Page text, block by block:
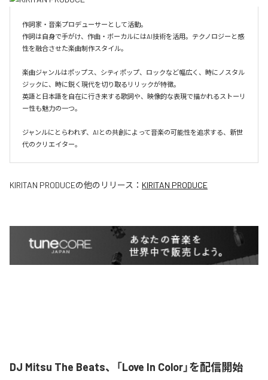
作詞家・音楽プロデューサーとして活動。
作詞は自身で手がけ、作曲・ボーカルにはAI技術を活用。テクノロジーと感
性を融合させた楽曲制作スタイル。
楽曲ジャンルはポップス、シティポップ、ロックなど幅広く、時にノスタル
ジックに、時に鋭く現代を切り取るリリックが特徴。
英語と日本語を自在に行き来する歌詞や、映像的な表現で描かれるストーリ
ー性も魅力の一つ。
ジャンルにとらわれず、AIとの共創によって音楽の可能性を追求する、新世
代のクリエイター。
KIRITAN PRODUCEの他のリリース： KIRITAN PRODUCE
DJ Mitsu The Beats、「Love In Color」を配信開始